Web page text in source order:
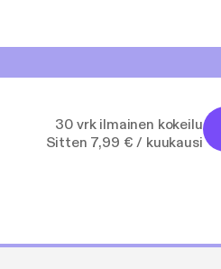
30 vrk ilmainen kokeilu
Sitten 7,99 € / kuukausi